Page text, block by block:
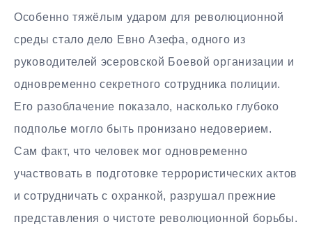
Особенно тяжёлым ударом для революционной
среды стало дело Евно Азефа, одного из
руководителей эсеровской Боевой организации и
одновременно секретного сотрудника полиции.
Его разоблачение показало, насколько глубоко
подполье могло быть пронизано недоверием.
Сам факт, что человек мог одновременно
участвовать в подготовке террористических актов
и сотрудничать с охранкой, разрушал прежние
представления о чистоте революционной борьбы.